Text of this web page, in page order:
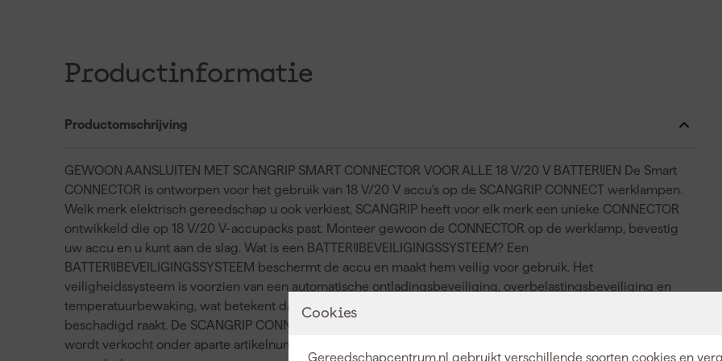
Cookies
Gereedschapcentrum.nl gebruikt verschillende soorten cookies en
Productinformatie
Productomschrijving
GEWOON AANSLUITEN MET SCANGRIP SMART CONNECTOR VOOR ALLE 18 V/20 V BATTERIJEN De Smart
CONNECTOR is ontworpen voor het gebruik van 18 V/20 V accu's op de SCANGRIP CONNECT werklampen.
Welk merk elektrisch gereedschap u ook verkiest, SCANGRIP heeft voor elk merk een unieke CONNECTOR
ontwikkeld die op 18 V/20 V-accupacks past. Monteer gewoon de CONNECTOR op de werklamp, bevestig
uw accu en u kunt aan de slag. Wat is een BATTERIJBEVEILIGINGSSYSTEEM? Een
BATTERIJBEVEILIGINGSSYSTEEM beschermt de accu en maakt hem veilig voor gebruik. Het
veiligheidssysteem is voorzien van een automatische ontladingsbeveiliging, overbelastingsbeveiliging en
temperatuurbewaking, wat betekent dat je je 18 V/20 V accu steeds opnieuw kunt gebruiken zonder dat hij
beschadigd raakt. De SCANGRIP CONNECTORS zijn goedgekeurd door TÜV Rheinland. Elke CONNECTOR
wordt verkocht onder aparte artikelnummers en is individueel ontworpen voor elk merk elektrisch